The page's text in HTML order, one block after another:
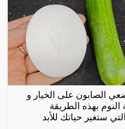
الصابون على الخيار و
بهذه الطريقة
ستغير حياتك للأبد